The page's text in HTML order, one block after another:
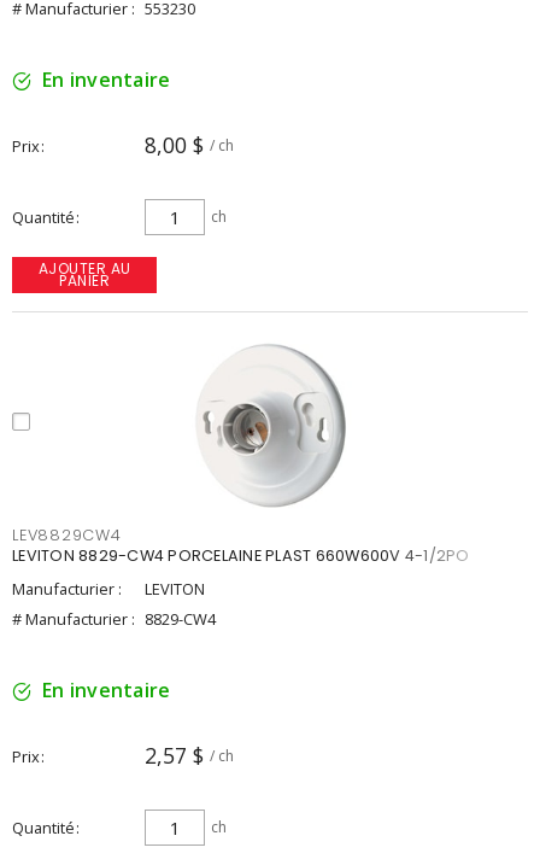
# Manufacturier : 553230
En inventaire
Prix 8,00 $ / ch
Quantité ch
AJOUTER AU
PANIER
LEV8829CW4
LEVITON 8829-CW4 PORCELAINE PLAST 660W600V 4-1/2PO
Manufacturier :
LEVITON
# Manufacturier : 8829-CW4
En inventaire
Prix 2,57 $ / ch
Quantité ch